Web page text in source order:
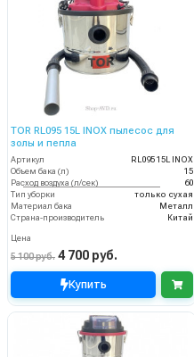
TOR RL095 15L INOX пылесос для
золы и пепла
Артикул
RL095 15L INOX
Объем бака (л)
15
Расход воздуха (л/сек)
60
Тип уборки
только сухая
Материал бака
Металл
Страна-производитель
Китай
Цена
5 100 руб. 4 700 руб.
Купить